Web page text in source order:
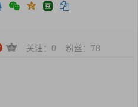
关注： 0 粉丝： 78